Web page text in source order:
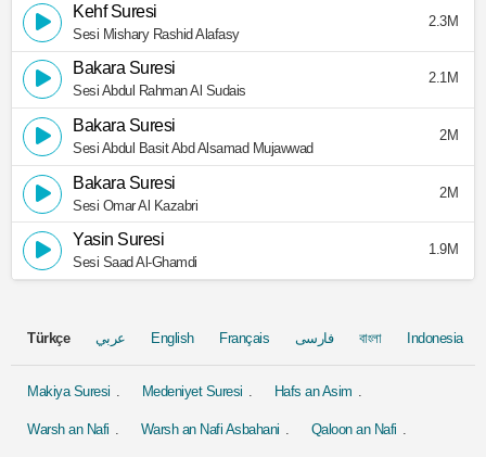
Kehf Suresi
Sesi Mishary Rashid Alafasy
2.3M
Bakara Suresi
Sesi Abdul Rahman Al Sudais
2.1M
Bakara Suresi
Sesi Abdul Basit Abd Alsamad Mujawwad
2M
Bakara Suresi
Sesi Omar Al Kazabri
2M
Yasin Suresi
Sesi Saad Al-Ghamdi
1.9M
Türkçe عربي English Français فارسی বাংলা Indonesia
Makiya Suresi Medeniyet Suresi Hafs an Asim
Warsh an Nafi Warsh an Nafi Asbahani Qaloon an Nafi